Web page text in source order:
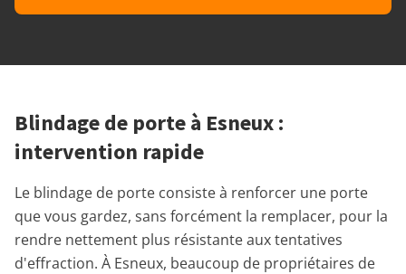
Blindage de porte à Esneux :
intervention rapide
Le blindage de porte consiste à renforcer une porte
que vous gardez, sans forcément la remplacer, pour la
rendre nettement plus résistante aux tentatives
d'effraction. À Esneux, beaucoup de propriétaires de